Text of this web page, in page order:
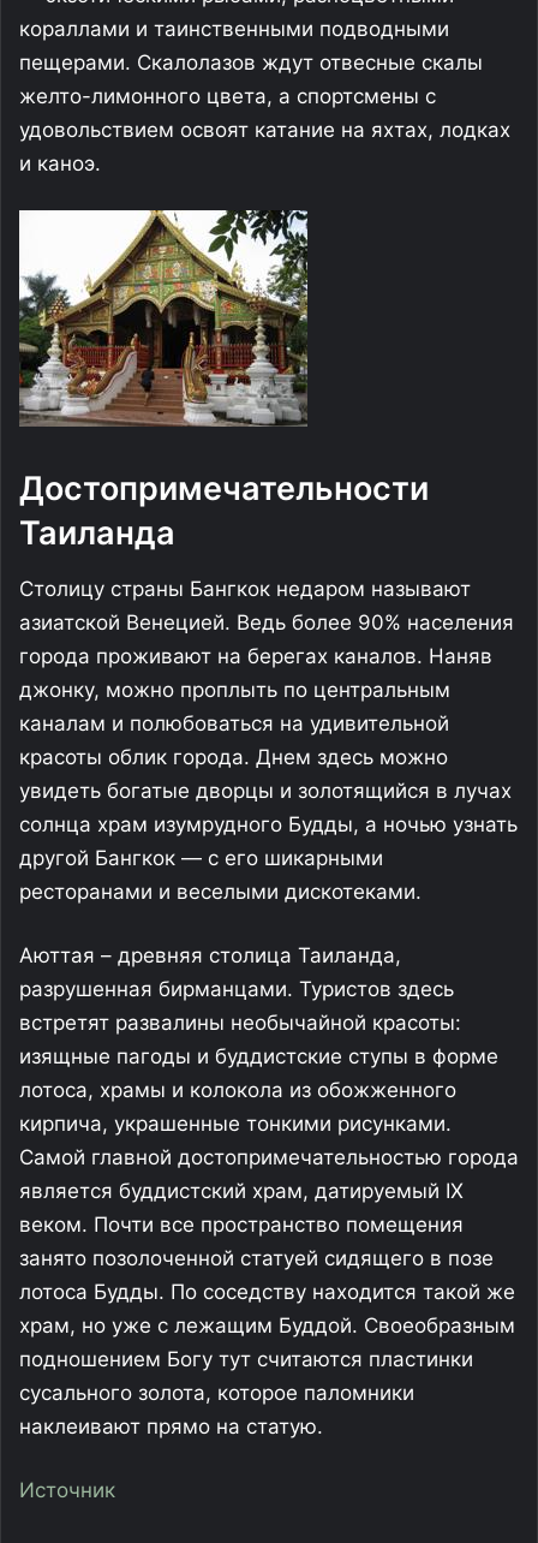
кораллами и таинственными подводными
пещерами. Скалолазов ждут отвесные скалы
желто-лимонного цвета, а спортсмены с
удовольствием освоят катание на яхтах, лодках
и каноэ.
Достопримечательности
Таиланда
Столицу страны Бангкок недаром называют
азиатской Венецией. Ведь более 90% населения
города проживают на берегах каналов. Наняв
джонку, можно проплыть по центральным
каналам и полюбоваться на удивительной
красоты облик города. Днем здесь можно
увидеть богатые дворцы и золотящийся в лучах
солнца храм изумрудного Будды, а ночью узнать
другой Бангкок — с его шикарными
ресторанами и веселыми дискотеками.
Аюттая – древняя столица Таиланда,
разрушенная бирманцами. Туристов здесь
встретят развалины необычайной красоты:
изящные пагоды и буддистские ступы в форме
лотоса, храмы и колокола из обожженного
кирпича, украшенные тонкими рисунками.
Самой главной достопримечательностью города
является буддистский храм, датируемый IX
веком. Почти все пространство помещения
занято позолоченной статуей сидящего в позе
лотоса Будды. По соседству находится такой же
храм, но уже с лежащим Буддой. Своеобразным
подношением Богу тут считаются пластинки
сусального золота, которое паломники
наклеивают прямо на статую.
Источник